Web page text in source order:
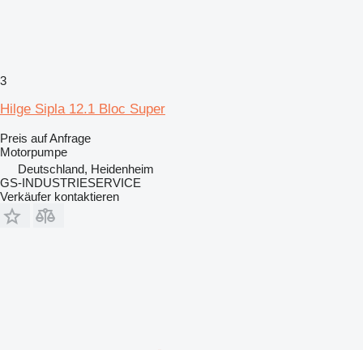
3
Hilge Sipla 12.1 Bloc Super
Preis auf Anfrage
Motorpumpe
Deutschland, Heidenheim
GS-INDUSTRIESERVICE
Verkäufer kontaktieren